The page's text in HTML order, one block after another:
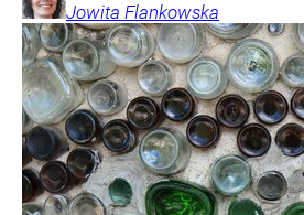
Jowita Flankowska